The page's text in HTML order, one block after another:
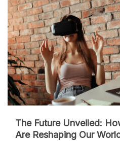
The Future Unveiled:
Are Reshaping Our